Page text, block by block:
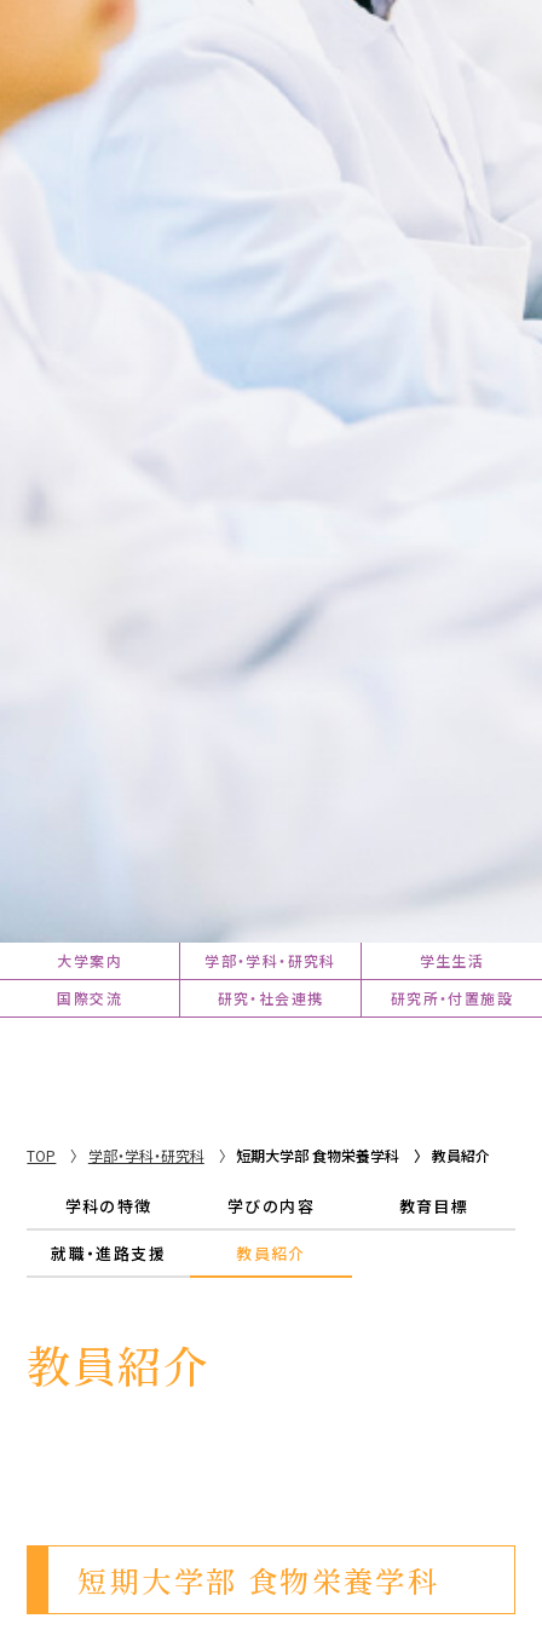
大学案内 学部・学科・研究科
学生生活
国際交流
研究・社会連携 研究所・付置施設
TOP 学部・学科・研究科 短期大学部 食物栄養学科 教員紹介
学科の特徴 学びの内容 教育目標
就職・進路支援 教員紹介
教員紹介
短期大学部 食物栄養学科